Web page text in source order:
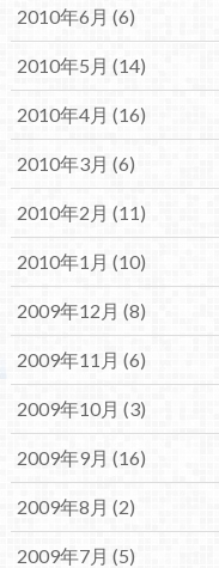
2010年6月 (6)
2010年5月 (14)
2010年4月 (16)
2010年3月 (6)
2010年2月 (11)
2010年1月 (10)
2009年12月 (8)
2009年11月 (6)
2009年10月 (3)
2009年9月 (16)
2009年8月 (2)
2009年7月 (5)